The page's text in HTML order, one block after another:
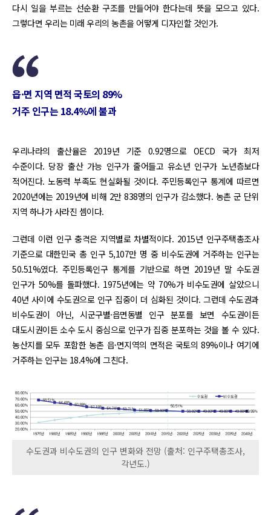
다시 일을 부르는 선순환 구조를 만들어야 한다는데 뜻을 모으고 있다.
그렇다면 우리는 미래 우리의 농촌을 어떻게 디자인할 것인가.
읍·면 지역 면적 국토의 89%
거주 인구는 18.4%에 불과
우리나라의 출산율은 2019년 기준 0.92명으로 OECD 국가 최저
수준이다. 당장 출산 가능 인구가 줄어들고 유소년 인구가 노년층보다
적어진다. 노동력 부족도 현실화될 것이다. 주민등록인구 통계에 따르면
2020년에는 2019년에 비해 2만 838명의 인구가 감소했다. 농촌 군 단위
지역 하나가 사라진 셈이다.
그런데 이런 인구 충격은 지역별로 차별적이다. 2015년 인구주택총조사
기준으로 대한민국 총 인구 5,107만 명 중 비수도권에 거주하는 인구는
50.51%였다. 주민등록인구 통계를 기반으로 하면 2019년 말 수도권
인구가 50%를 돌파했다. 1975년에는 약 70%가 비수도권에 살았으니
40년 사이에 수도권으로 인구 집중이 더 심화된 것이다. 그런데 수도권과
비수도권이 아닌, 시군구별·읍면동별 인구 분포를 보면 수도권이든
대도시권이든 소수 도시 중심으로 인구가 집중 분포하는 것을 볼 수 있다.
농산지를 모두 포함한 농촌 읍·면지역의 면적은 국토의 89%이나 여기에
거주하는 인구는 18.4%에 그친다.
수도권과 비수도권의 인구 변화와 전망 (출처: 인구주택총조사,
각년도.)